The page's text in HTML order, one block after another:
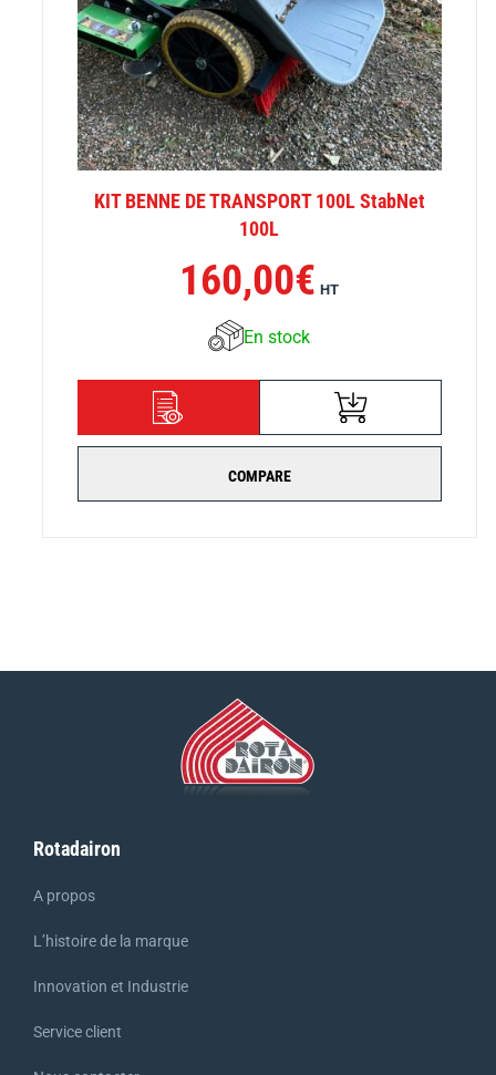
KIT BENNE DE TRANSPORT 100L StabNet
100L
160,00€ HT
En stock
COMPARE
DÉTAILS
Rotadairon
A propos
L’histoire de la marque
Innovation et Industrie
Service client